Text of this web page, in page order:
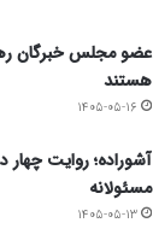
عضو مجلس خبرگان
هستند
۱۴۰۵-۰۵-۱۶
آشوراده؛ روایت
مسئولانه
۱۴۰۵-۰۵-۱۳